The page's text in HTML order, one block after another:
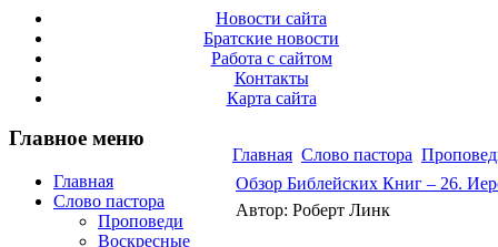
Новости сайта
Братские новости
Работа с сайтом
Контакты
Карта сайта
Главное меню
Главная
Слово пастора
Проповеди
Воскресные
Главная Слово пастора
Обзор Библейских Книг – 26.
Автор: Роберт Линк